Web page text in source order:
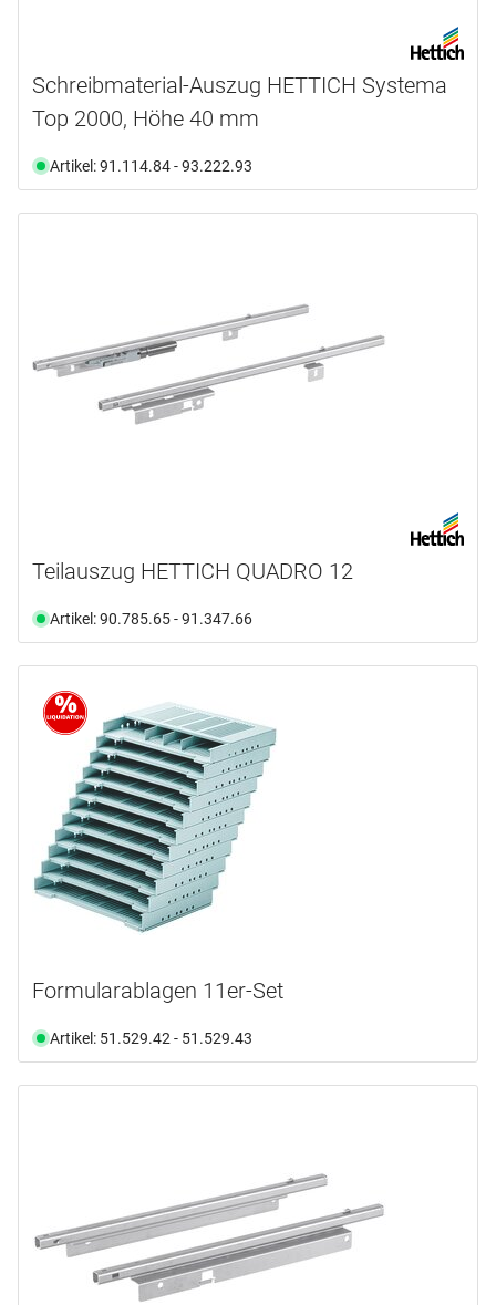
Schreibmaterial-Auszug HETTICH Systema
Top 2000, Höhe 40 mm
Artikel: 91.114.84 - 93.222.93
Teilauszug HETTICH QUADRO 12
Artikel: 90.785.65 - 91.347.66
Formularablagen 11er-Set
Artikel: 51.529.42 - 51.529.43